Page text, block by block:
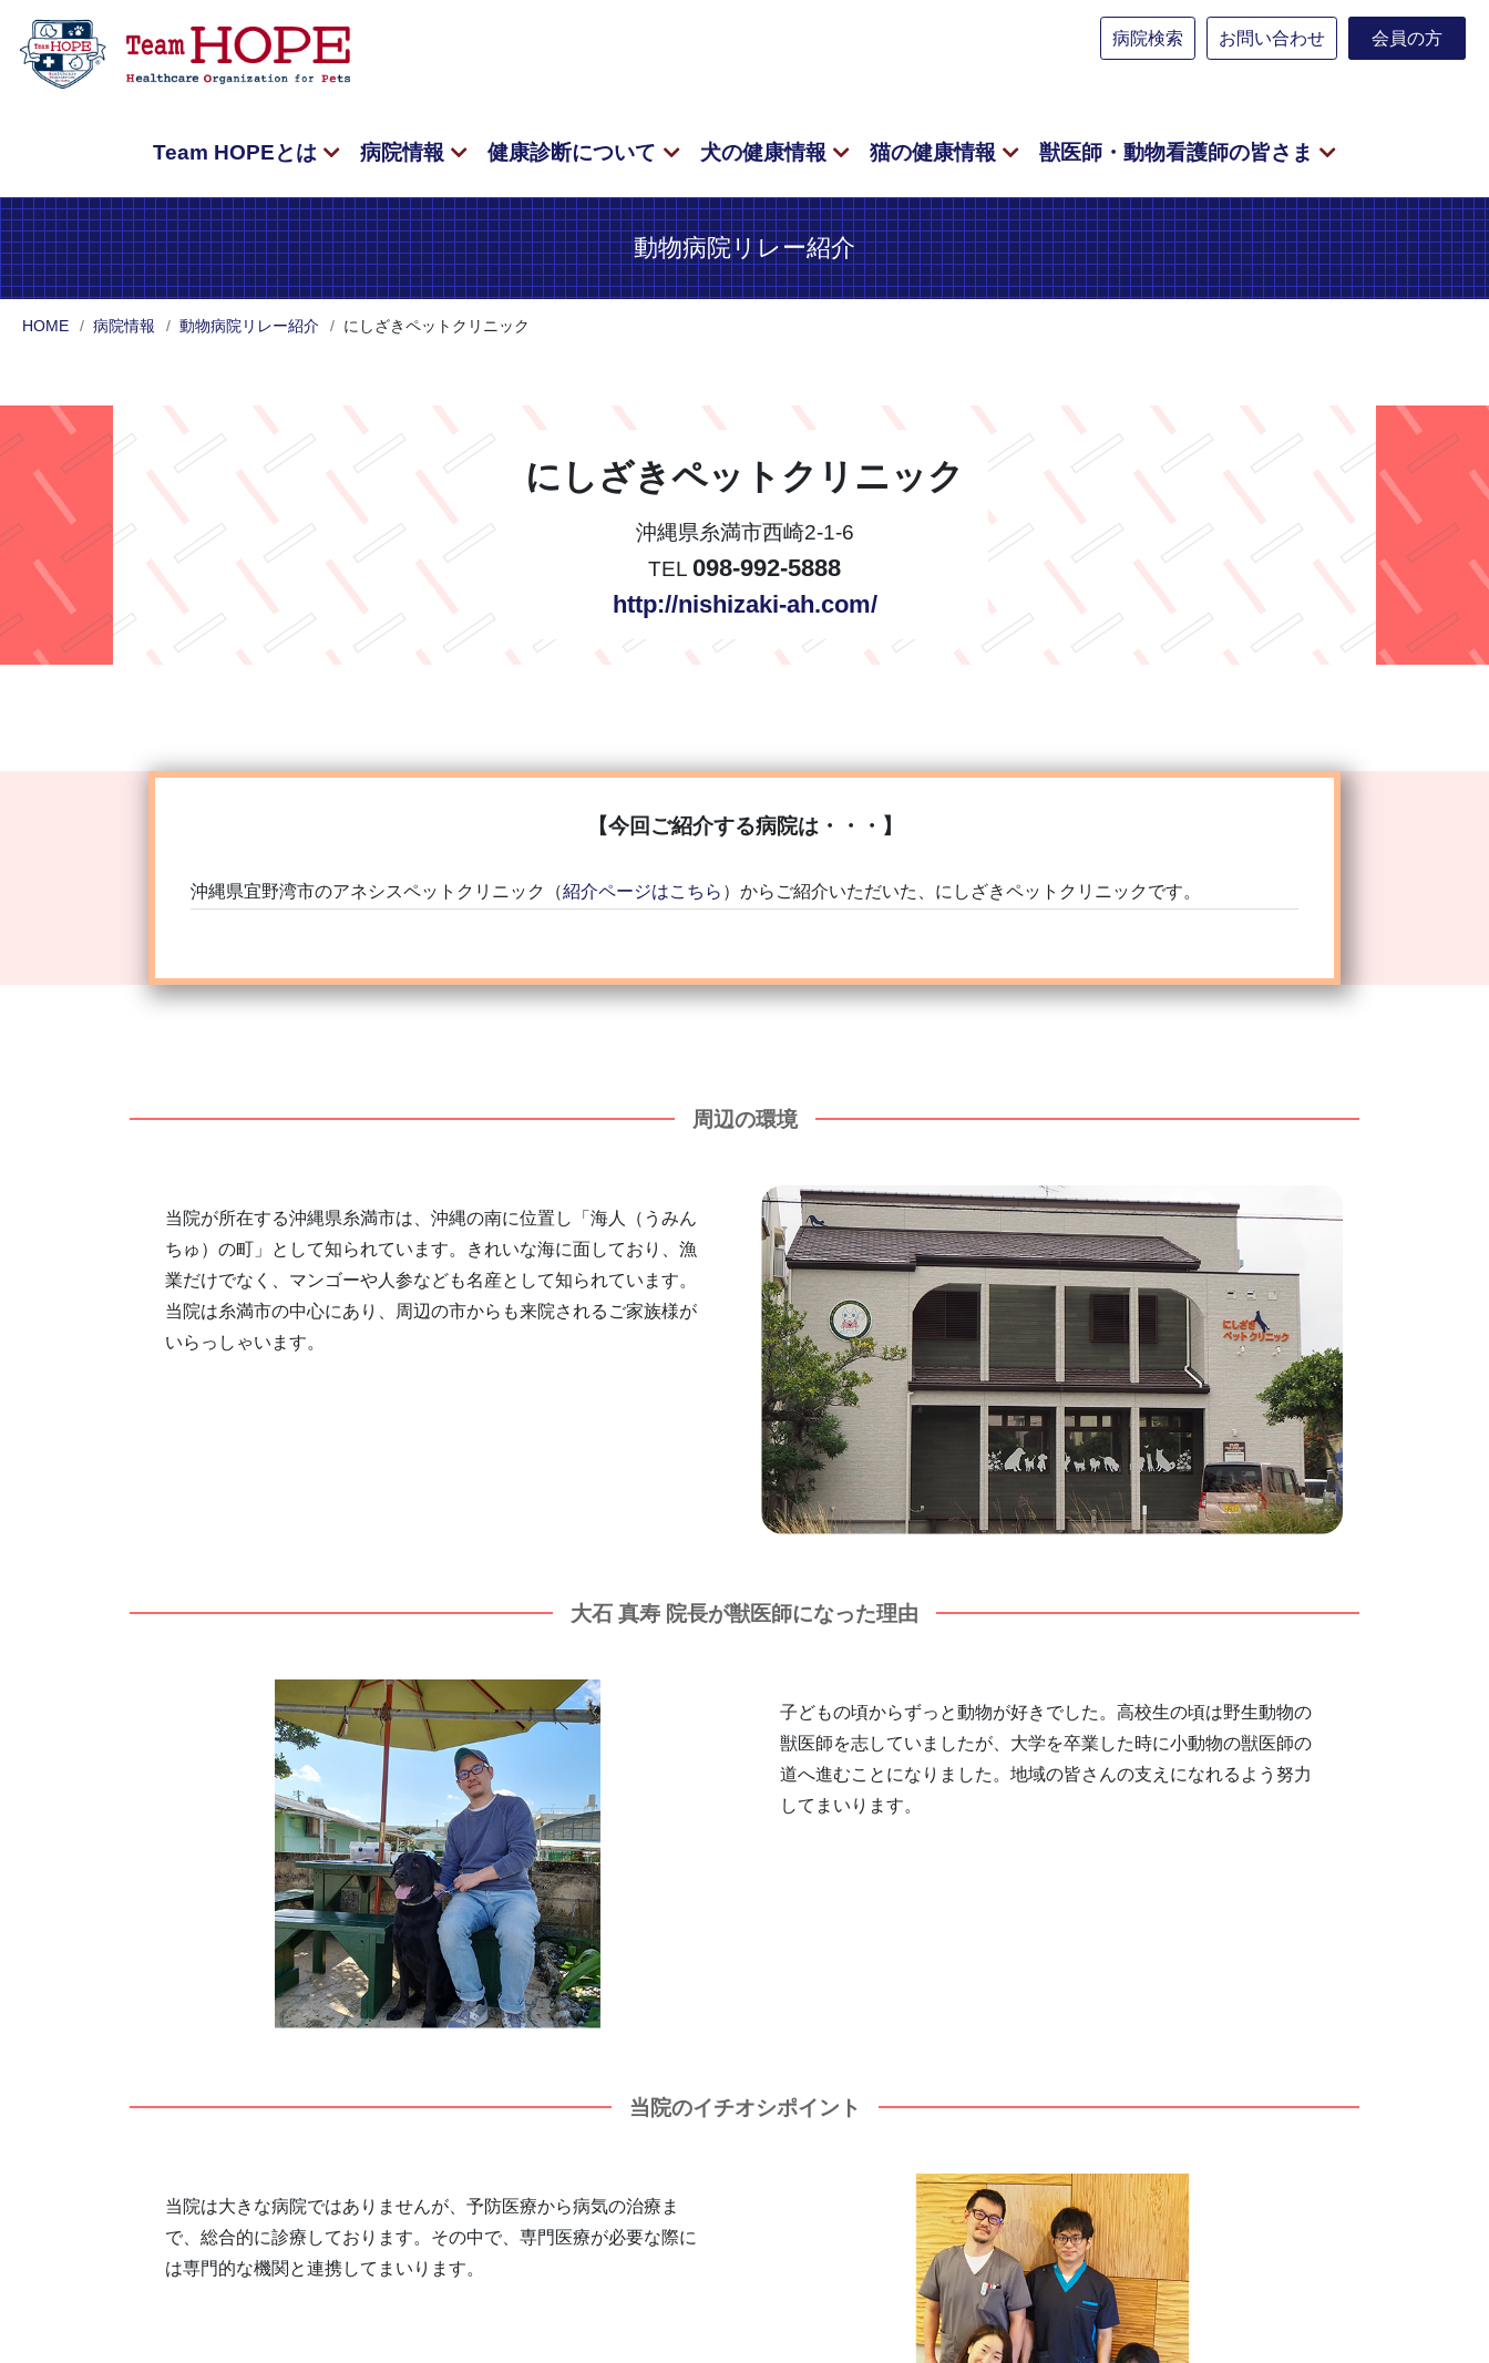
病院検索 お問い合わせ 会員の方
Team HOPEとは 病院情報 健康診断について 犬の健康情報 猫の健康情報 獣医師・動物看護師の皆さま
動物病院リレー紹介
HOME 病院情報 動物病院リレー紹介 にしざきペットクリニック
にしざきペットクリニック
沖縄県糸満市西崎2-1-6
TEL 098-992-5888
http://nishizaki-ah.com/
【今回ご紹介する病院は・・・】
沖縄県宜野湾市のアネシスペットクリニック （紹介ページはこちら ）からご紹介いただいた、にしざきペットクリニックです。
周辺の環境
当院が所在する沖縄県糸満市は、沖縄の南に位置し「海人（うみん
ちゅ）の町」として知られています。きれいな海に面しており、漁
業だけでなく、マンゴーや人参なども名産として知られています。
当院は糸満市の中心にあり、周辺の市からも来院されるご家族様が
いらっしゃいます。
大石 真寿 院長が獣医師になった理由
子どもの頃からずっと動物が好きでした。高校生の頃は野生動物の
獣医師を志していましたが、大学を卒業した時に小動物の獣医師の
道へ進むことになりました。地域の皆さんの支えになれるよう努力
してまいります。
当院のイチオシポイント
当院は大きな病院ではありませんが、予防医療から病気の治療ま
で、総合的に診療しております。その中で、専門医療が必要な際に
は専門的な機関と連携してまいります。